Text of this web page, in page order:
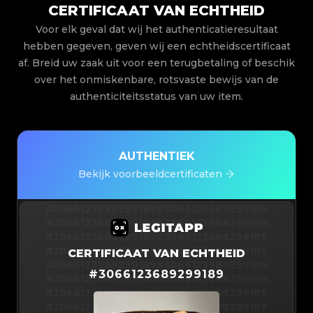
CERTIFICAAT VAN ECHTHEID
Voor elk geval dat wij het authenticatieresultaat
hebben gegeven, geven wij een echtheidscertificaat
af. Breid uw zaak uit voor een terugbetaling of beschik
over het onmiskenbare, rotsvaste bewijs van de
authenticiteitsstatus van uw item.
AUTHENTIEK
Bekijk voorbeeldcertificaten
#3066123689299189#3066123689299189
#3066123689299189#3066123689299189
#3066123689299189#3066123689299189
#3066123689299189#3066123689299189
#3066123689299189#3066123689299189
CERTIFICAAT VAN ECHTHEID
#3066123689299189